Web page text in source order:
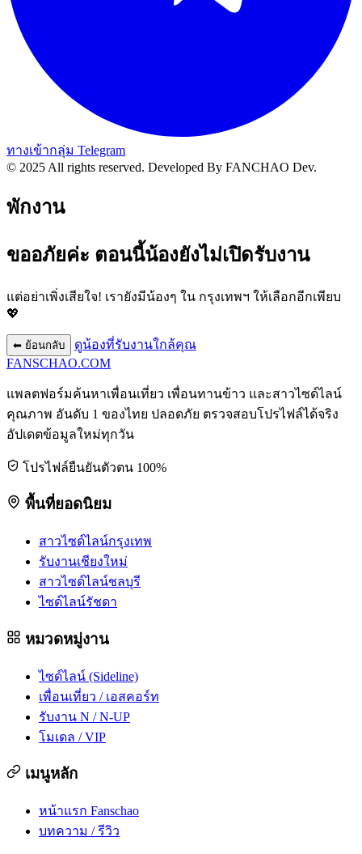
ทางเข้ากลุ่ม Telegram
© 2025 All rights reserved. Developed By FANCHAO Dev.
พักงาน
ขออภัยค่ะ ตอนนี้น้องยังไม่เปิดรับงาน
แต่อย่าเพิ่งเสียใจ! เรายังมีน้องๆ ใน กรุงเทพฯ ให้เลือกอีกเพียบ
💖
⬅ ย้อนกลับ
ดูน้องที่รับงานใกล้คุณ
FANSCHAO.COM
แพลตฟอร์มค้นหาเพื่อนเที่ยว เพื่อนทานข้าว และสาวไซด์ไลน์
คุณภาพ อันดับ 1 ของไทย ปลอดภัย ตรวจสอบโปรไฟล์ได้จริง
อัปเดตข้อมูลใหม่ทุกวัน
โปรไฟล์ยืนยันตัวตน 100%
พื้นที่ยอดนิยม
สาวไซด์ไลน์กรุงเทพ
รับงานเชียงใหม่
สาวไซด์ไลน์ชลบุรี
ไซด์ไลน์รัชดา
หมวดหมู่งาน
ไซด์ไลน์ (Sideline)
เพื่อนเที่ยว / เอสคอร์ท
รับงาน N / N-UP
โมเดล / VIP
เมนูหลัก
หน้าแรก Fanschao
บทความ / รีวิว